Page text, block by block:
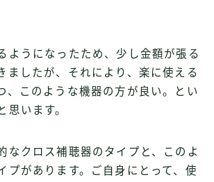
ようになったため、少し金額が張る
ましたが、それにより、楽に使える
、このような機器の方が良い。とい
思います。
なクロス補聴器のタイプと、このよ
プがあります。ご自身にとって、使